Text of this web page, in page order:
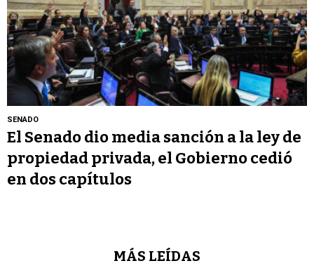
SENADO
El Senado dio media sanción a la ley de
propiedad privada, el Gobierno cedió
en dos capítulos
MÁS LEÍDAS